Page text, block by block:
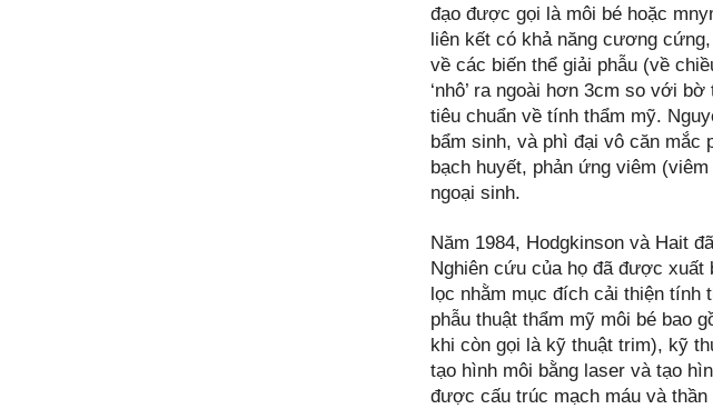
đạo được gọi là môi bé hoặc
liên kết có khả năng cương
về các biến thể giải phẫu (về
‘nhô’ ra ngoài hơn 3cm so với
tiêu chuẩn về tính thẩm mỹ.
bẩm sinh, và phì đại vô căn mắc
bạch huyết, phản ứng viêm
ngoại sinh.
Năm 1984, Hodgkinson và Hait
Nghiên cứu của họ đã được xuất
lọc nhằm mục đích cải thiện tính
phẫu thuật thẩm mỹ môi bé bao
khi còn gọi là kỹ thuật trim), kỹ
tạo hình môi bằng laser và tạo
được cấu trúc mạch máu và thần